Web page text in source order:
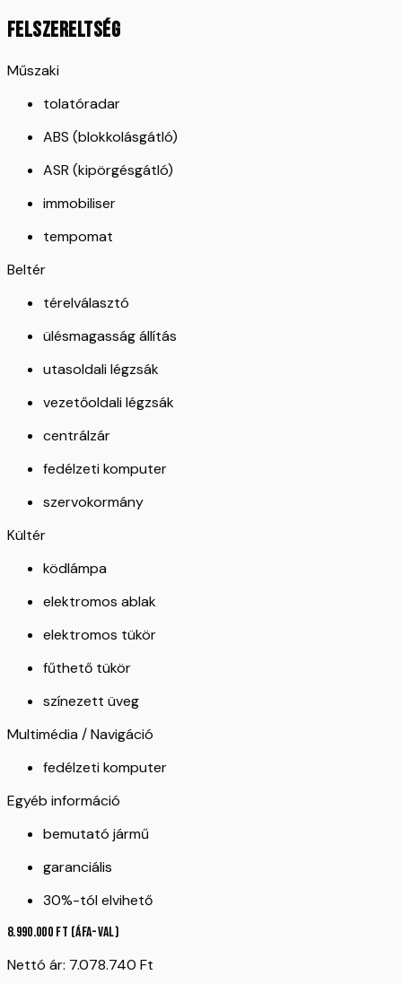
FELSZERELTSÉG
Műszaki
tolatóradar
ABS (blokkolásgátló)
ASR (kipörgésgátló)
immobiliser
tempomat
Beltér
térelválasztó
ülésmagasság állítás
utasoldali légzsák
vezetőoldali légzsák
centrálzár
fedélzeti komputer
szervokormány
Kültér
ködlámpa
elektromos ablak
elektromos tükör
fűthető tükör
színezett üveg
Multimédia / Navigáció
fedélzeti komputer
Egyéb információ
bemutató jármű
garanciális
30%-tól elvihető
8.990.000Ft (ÁFA-val)
Nettó ár: 7.078.740 Ft